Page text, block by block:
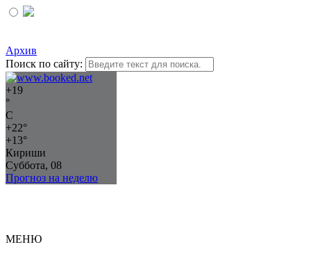
Архив
Поиск по сайту:
+19
°
C
+22°
+13°
Кириши
Суббота, 08
Прогноз на неделю
МЕНЮ